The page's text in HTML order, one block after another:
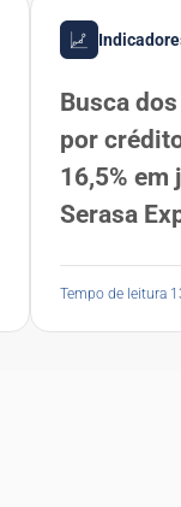
Busca
por
16,5% em
Serasa
Tempo de leitura